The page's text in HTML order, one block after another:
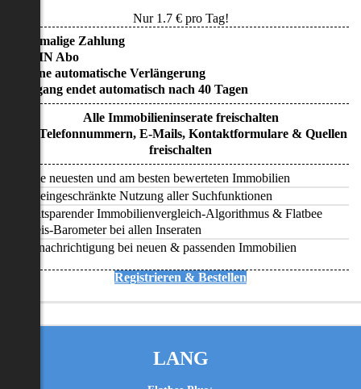
Nur 1.7€ pro Tag!
• Einmalige Zahlung
• KEIN Abo
• Keine automatische Verlängerung
• Zugang endet automatisch nach 40 Tagen
Alle Immobilieninserate freischalten
Alle Telefonnummern, E-Mails, Kontaktformulare & Quellen
freischalten
Alle neuesten und am besten bewerteten Immobilien
Uneingeschränkte Nutzung aller Suchfunktionen
Zeitsparender Immobilienvergleich-Algorithmus & Flatbee
Preis-Barometer bei allen Inseraten
Benachrichtigung bei neuen & passenden Immobilien
Registrieren & Bestellen
LANG